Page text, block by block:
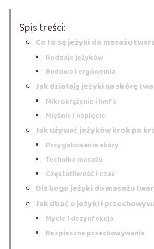
Spis treści:
Co to są jeżyki do masażu
Rodzaje jeżyków
Budowa i ergonomia
Jak działają jeżyki na skórę
Mikrokrążenie i limfa
Mięśnie i napięcie
Jak używać jeżyków krok po
Przygotowanie skóry
Technika masażu
Częstotliwość i czas
Dla kogo jeżyki do masażu
Jak dbać o jeżyki i
Mycie i dezynfekcja
Bezpieczne przechowywanie